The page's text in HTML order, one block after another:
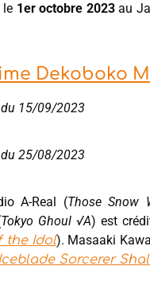
le 1er octobre 2023au
Dekoboko
du 15/09/2023
du 25/08/2023
A-Real (Those Snow
Tokyo Ghoul √A) est
the Idol). Masaaki
Sorcerer